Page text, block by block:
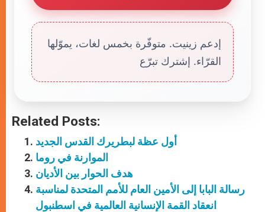
إدعم زينيت. متوفّرة بخمس لغات، يموّلها
القرّاء. إشترك تبرّع
Related Posts:
أول عظة لبطريرك القدس الجديد
الموارنة في روما
هدف الحوار بين الأديان
رسالة البابا إلى الأمين العام للأمم المتحدة لمناسبة
انعقاد القمة الإنسانية العالمية في اسطنبول